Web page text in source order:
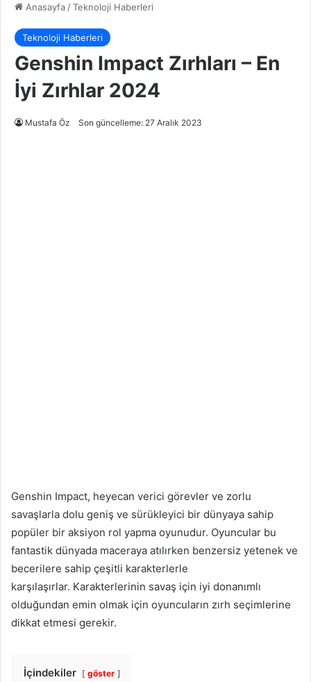
Anasayfa /Teknoloji Haberleri
Teknoloji Haberleri
Genshin Impact Zırhları – En
İyi Zırhlar 2024
Mustafa Öz Son güncelleme: 27 Aralık 2023
Genshin Impact, heyecan verici görevler ve zorlu
savaşlarla dolu geniş ve sürükleyici bir dünyaya sahip
popüler bir aksiyon rol yapma oyunudur. Oyuncular bu
fantastik dünyada maceraya atılırken benzersiz yetenek ve
becerilere sahip çeşitli karakterlerle
karşılaşırlar. Karakterlerinin savaş için iyi donanımlı
olduğundan emin olmak için oyuncuların zırh seçimlerine
dikkat etmesi gerekir.
İçindekiler göster